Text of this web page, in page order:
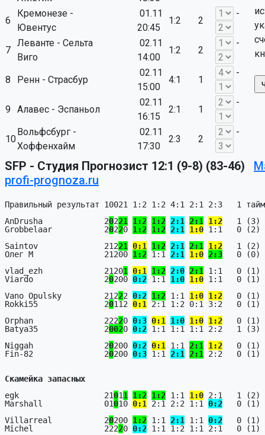
6
Кремонезе -
Ювентус
01.11
20:45
1:2 2
-
7
Леванте - Сельта
Виго
02.11
14:00
1:2 2
-
8 Ренн - Страсбур
02.11
15:00
4:1 1
-
9 Алавес - Эспаньол
02.11
16:15
2:1 1
-
10
Вольфсбург -
Хоффенхайм
02.11
17:30
2:3 2
-
SFP - Студия Прогнозист 12:1 (9-8) (83-46)
profi-prognoza.ru
Правильный результат 10021 1:2 1:2 4:1 2:1 2:3   1
AnDrusha             20221 1:2 1:2 2:1 2:1 1:2
1 (3)
Grobbelaar           20220 1:2 1:2 2:1 1:0 1:1   0 (2)
Saintov              21221 0:1 1:2 2:1 2:1 1:2
1 (2)
Олег М               21200 1:2 1:1 2:1 1:0 2:3
0 (0)
vlad_ezh             21201 0:1 1:2 2:0 2:1
1:1   0 (1)
Viardo               20200 0:2 1:1 1:0 1:0 1:1   0 (1)
Vano Opulsky         21222 0:2 1:2 1:1 1:0 1:2
0 (1)
Rokki55              20112 0:1
2:1 1:2 0:1 3:2   0 (1)
Orphan               22220 0:3 0:1 1:0 1:0 1:2
0 (1)
Batya35              20020 0:2 1:1 1:1 1:1 2:2   1 (3)
Niggah               20200 0:2 0:1 1:1 2:1 1:2
0 (1)
Fin-82               20200 0:3 1:1 2:1 2:1 2:2   0 (1)
Скамейка запасных
egk                  21011 1:2 1:2 1:1 1:0 2:1   1 (2)
Marshall             01010 0:1 2:1 2:2 1:1 0:2
0 (1)
Villarreal           20200 1:2 1:1 2:1 1:1 0:2
0 (1)
Michel               22220 0:2 1:1 1:2 1:1 2:1   0 (1)